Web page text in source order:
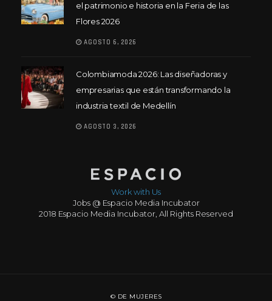
el patrimonio e historia en la Feria de las
Flores 2026
AGOSTO 6, 2026
Colombiamoda 2026: Las diseñadoras y
empresarias que están transformando la
industria textil de Medellín
AGOSTO 3, 2026
Work with Us
Jobs @ Espacio Media Incubator
2018 Espacio Media Incubator, All Rights Reserved
© DE MUJERES